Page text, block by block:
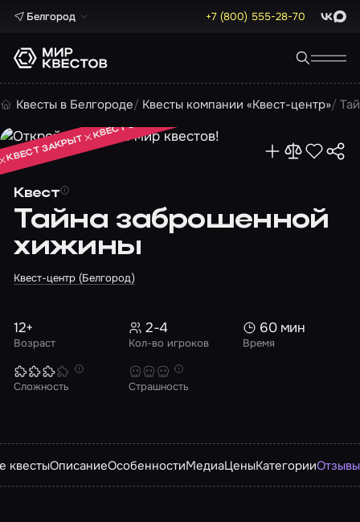
Белгород +7 (800) 555-28-70 Max
Квесты в Белгороде Квесты компании «Квест-центр»
Квест
Тайна заброшенной
хижины
Квест-центр (Белгород)
КВЕСТ ЗАКРЫТ
КВЕСТ ЗАКРЫТ
КВЕСТ ЗАКРЫТ
Возраст
12+
Кол-во игроков
2-4
Время
60 мин
Сложность Страшность
квестыОписаниеОсобенностиМедиаЦеныКатегорииОтзывы